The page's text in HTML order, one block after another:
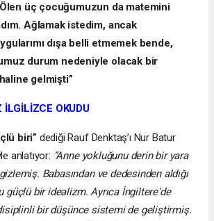
üç çocuğumuzun da matemini
Ağlamak istedim, ancak
dışa belli etmemek bende,
durum nedeniyle olacak bir
gelmişti”
İLGİLİZCE OKUDU
biri” dediği Rauf Denktaş’ı Nur Batur
anlatıyor: “Anne yokluğunu derin bir yara
Babasından ve dedesinden aldığı
güçlü bir idealizm. Ayrıca İngiltere'de
bir düşünce sistemi de geliştirmiş.